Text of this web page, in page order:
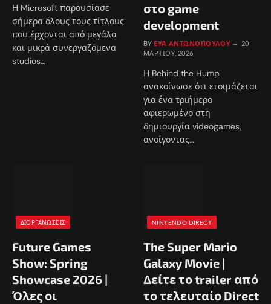
Η Microsoft παρουσίασε
σήμερα όλους τους τίτλους
που έρχονται από μεγάλα
και μικρά συνεργαζόμενα
studios…
στο game
development
BY ΕΎΑ ΑΝΤΩΝΟΠΟΎΛΟΥ
20
ΜΑΡΤΊΟΥ, 2026
Η Behind the Hump
ανακοίνωσε ότι ετοιμάζεται
για ένα τριήμερο
αφιερωμένο στη
δημιουργία videogames,
ανοίγοντας…
ΔΙΟΡΓΑΝΏΣΕΙΣ
Future Games
Show: Spring
Showcase 2026 |
Όλες οι
NINTENDO DIRECT
The Super Mario
Galaxy Movie |
Δείτε το trailer από
το τελευταίο Direct